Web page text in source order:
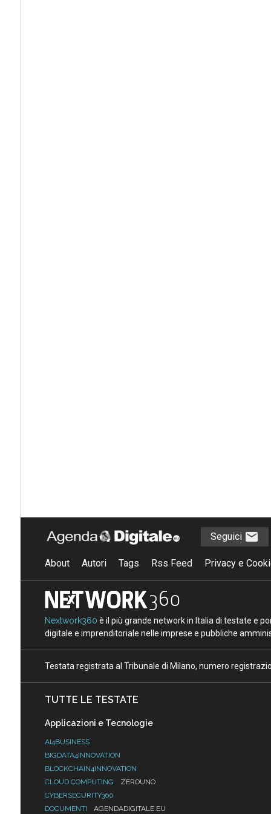
Seguici
About Autori Tags Rss Feed Privacy e
Nextwork360 è il più grande network in Italia di testate e
digitale e imprenditoriale nelle imprese e pubbliche
Testata registrata al Tribunale di Milano, numero
TUTTE LE TESTATE
Applicazioni e Tecnologie
AI4BUSINESS
BIGDATA4INNOVATION
BLOCKCHAIN4INNOVATION
CLOUD COMPUTING
ZEROUNO
CYBERSECURITY360
DOCUMENTI
AGENDADIGITALE.EU